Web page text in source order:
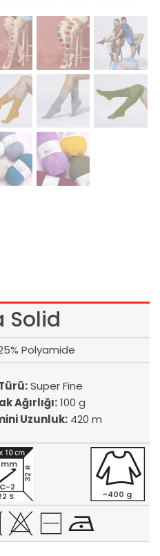
Solid
Polyamide
Super Fine
Ağırlığı:100 g
Uzunluk:420 m
S
32 R
mm
2
~400 g